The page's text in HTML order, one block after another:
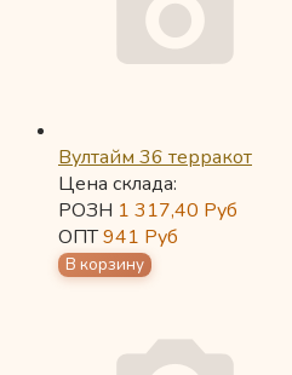
Вултайм 36 терракот
Цена склада:
РОЗН 1 317,40 Руб
ОПТ941 Руб